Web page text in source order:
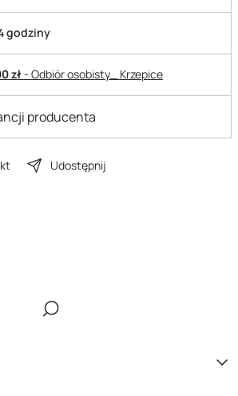
godziny
zł- Odbiór osobisty_ Krzepice
producenta
Udostępnij